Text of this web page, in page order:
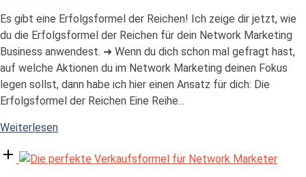
ist"
Es gibt eine Erfolgsformel der Reichen! Ich zeige dir jetzt, wie
du die Erfolgsformel der Reichen für dein Network Marketing
Business anwendest. ➜ Wenn du dich schon mal gefragt hast,
auf welche Aktionen du im Network Marketing deinen Fokus
legen sollst, dann habe ich hier einen Ansatz für dich: Die
Erfolgsformel der Reichen Eine Reihe...
"Die
der
Weiterlesen
Open